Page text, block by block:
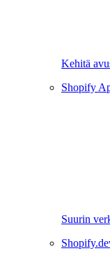
Kehitä
Shopify
Suurin